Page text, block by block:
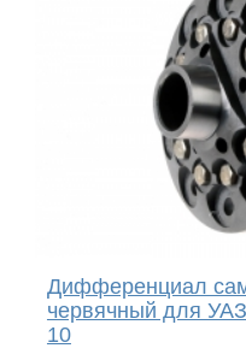
Дифференциал
червячный для
10